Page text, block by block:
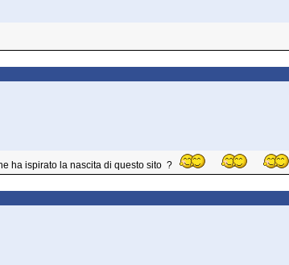
ha ispirato la nascita di questo sito ?